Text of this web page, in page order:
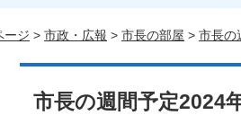
ージ > 市政・広報 > 市長の部屋 > 市長の
市長の週間予定2024